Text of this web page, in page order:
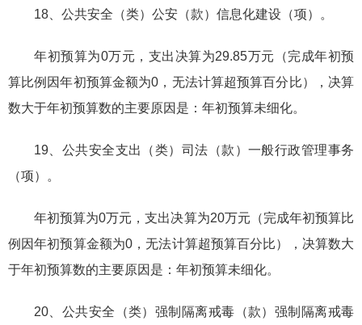
18、公共安全（类）公安（款）信息化建设（项）。
年初预算为0万元，支出决算为29.85万元（完成年初预
算比例因年初预算金额为0，无法计算超预算百分比），决算
数大于年初预算数的主要原因是：年初预算未细化。
19、公共安全支出（类）司法（款）一般行政管理事务
（项）。
年初预算为0万元，支出决算为20万元（完成年初预算比
例因年初预算金额为0，无法计算超预算百分比），决算数大
于年初预算数的主要原因是：年初预算未细化。
20、公共安全（类）强制隔离戒毒（款）强制隔离戒毒